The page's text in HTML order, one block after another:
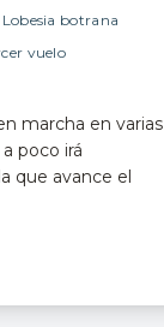
Lobesia botrana
vuelo
marcha en varias
poco irá
que avance el